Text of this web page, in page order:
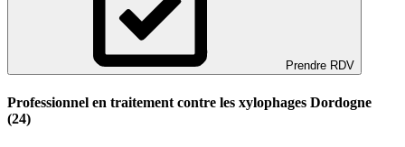
Prendre RDV
Professionnel en traitement contre les xylophages Dordogne
(24)